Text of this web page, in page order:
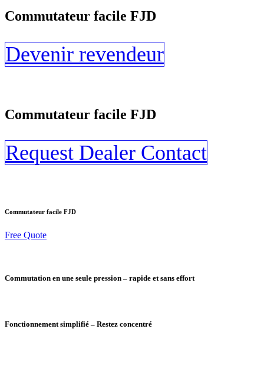
Commutateur facile FJD
Devenir revendeur
Commutateur facile FJD
Request Dealer Contact
Commutateur facile FJD
Free Quote
Commutation en une seule pression – rapide et sans effort
Fonctionnement simplifié – Restez concentré